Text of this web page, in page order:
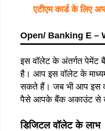
एटीएम कार्ड के लिए
Open/ Banking E –
इस वॉलेट के अंतर्गत पेमेंट
है। आप इस वॉलेट के
सकते हैं। जब भी आप इस
पैसे आपके बैंक अकाउंट से
डिजिटल वॉलेट के लाभ